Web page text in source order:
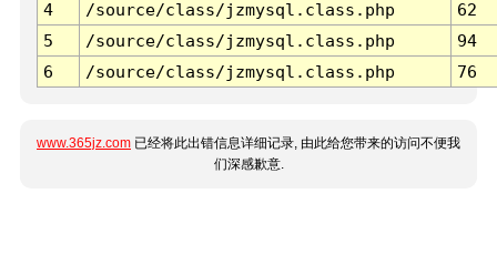
4
/source/class/jzmysql.class.php
62
5
/source/class/jzmysql.class.php
94
6
/source/class/jzmysql.class.php 76
www.365jz.com 已经将此出错信息详细记录, 由此给您带来的访问不便我
们深感歉意.